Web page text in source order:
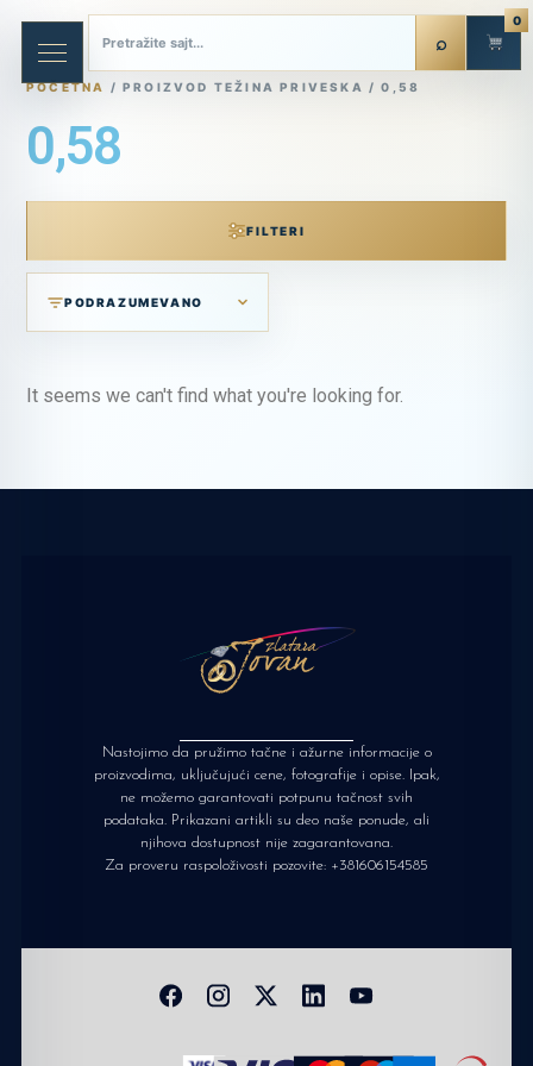
POČETNA / PROIZVOD TEŽINA PRIVESKA / 0,58
0,58
FILTERI
It seems we can't find what you're looking for.
Nastojimo da pružimo tačne i ažurne informacije o
proizvodima, uključujući cene, fotografije i opise. Ipak,
ne možemo garantovati potpunu tačnost svih
podataka. Prikazani artikli su deo naše ponude, ali
njihova dostupnost nije zagarantovana.
Za proveru raspoloživosti pozovite: +381606154585
0